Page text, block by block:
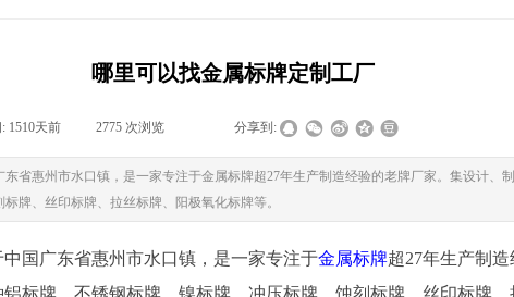
哪里可以找金属标牌定制工厂
1510天前 2775 次浏览 分享到:
省惠州市水口镇，是一家专注于金属标牌超27年生产制造经验的老牌厂家。集设计、
牌、丝印标牌、拉丝标牌、阳极氧化标牌等。
国广东省惠州市水口镇，是一家专注于金属标牌超27年生产制造
标牌、不锈钢标牌、镍标牌、冲压标牌、蚀刻标牌、丝印标牌